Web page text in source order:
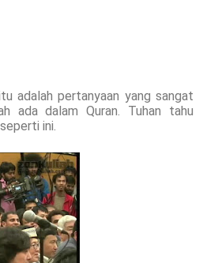
adalah pertanyaan yang sangat
ada dalam Quran. Tuhan tahu
ini.